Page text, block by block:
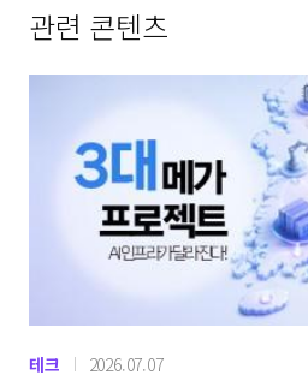
관련 콘텐츠
테크 2026.07.07